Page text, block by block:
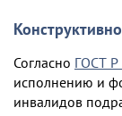
Согласно ГОСТ
исполнению и
инвалидов